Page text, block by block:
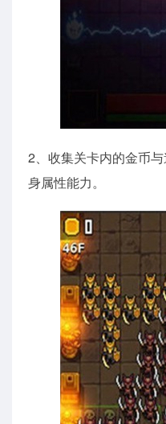
2、收集关卡内的金币
身属性能力。